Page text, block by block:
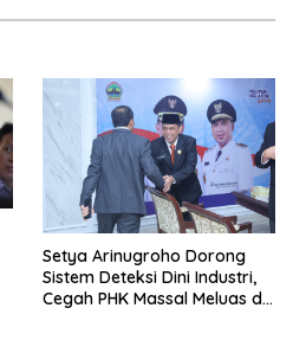
Setya Arinugroho Dorong
Sistem Deteksi Dini Industri,
Cegah PHK Massal Meluas di